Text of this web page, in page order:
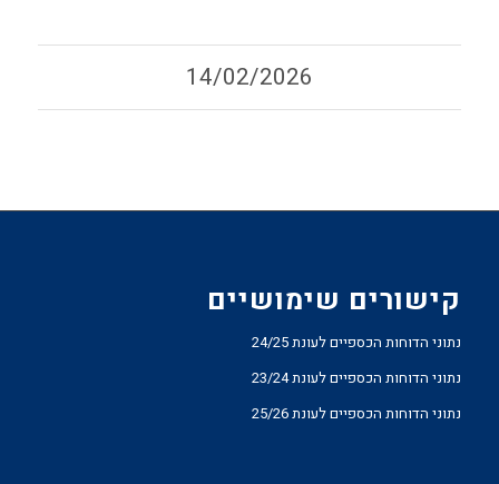
14/02/2026
קישורים שימושיים
נתוני הדוחות הכספיים לעונת 24/25
נתוני הדוחות הכספיים לעונת 23/24
נתוני הדוחות הכספיים לעונת 25/26